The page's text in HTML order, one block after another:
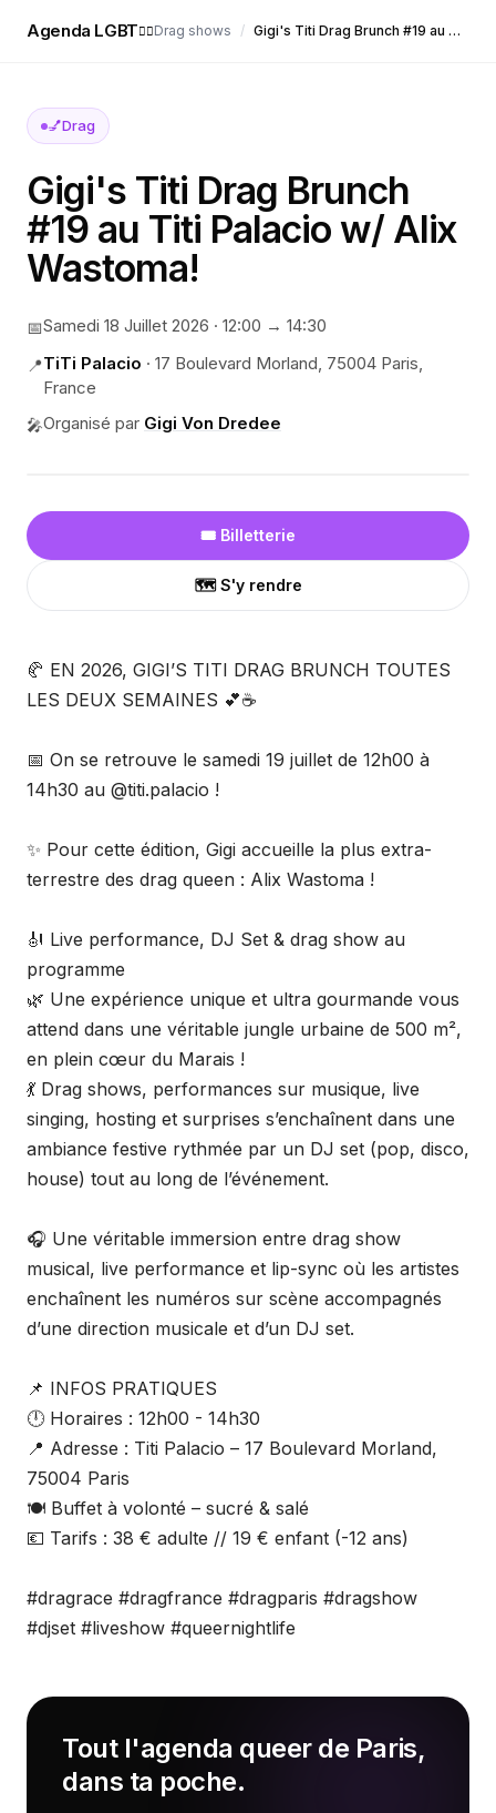
Agenda LGBT🏳️‍🌈Drag shows / Gigi's Titi Drag Brunch #19 au Titi Palacio w/ Alix Wastoma!
💅Drag
Gigi's Titi Drag Brunch
#19 au Titi Palacio w/ Alix
Wastoma!
📅Samedi 18 Juillet 2026 · 12:00 → 14:30
📍TiTi Palacio · 17 Boulevard Morland, 75004 Paris,
France
🎤Organisé par Gigi Von Dredee
🎟️ Billetterie
🗺️ S'y rendre
🥐 EN 2026, GIGI’S TITI DRAG BRUNCH TOUTES
LES DEUX SEMAINES 💕☕
📅 On se retrouve le samedi 19 juillet de 12h00 à
14h30 au @titi.palacio !
✨ Pour cette édition, Gigi accueille la plus extra-
terrestre des drag queen : Alix Wastoma !
🎻 Live performance, DJ Set & drag show au
programme
🌿 Une expérience unique et ultra gourmande vous
attend dans une véritable jungle urbaine de 500 m²,
en plein cœur du Marais !
💃 Drag shows, performances sur musique, live
singing, hosting et surprises s’enchaînent dans une
ambiance festive rythmée par un DJ set (pop, disco,
house) tout au long de l’événement.
🎧 Une véritable immersion entre drag show
musical, live performance et lip-sync où les artistes
enchaînent les numéros sur scène accompagnés
d’une direction musicale et d’un DJ set.
📌 INFOS PRATIQUES
🕛 Horaires : 12h00 - 14h30
📍 Adresse : Titi Palacio – 17 Boulevard Morland,
75004 Paris
🍽️ Buffet à volonté – sucré & salé
💶 Tarifs : 38 € adulte // 19 € enfant (-12 ans)
#dragrace #dragfrance #dragparis #dragshow
#djset #liveshow #queernightlife
Tout l'agenda queer de Paris,
dans ta poche.